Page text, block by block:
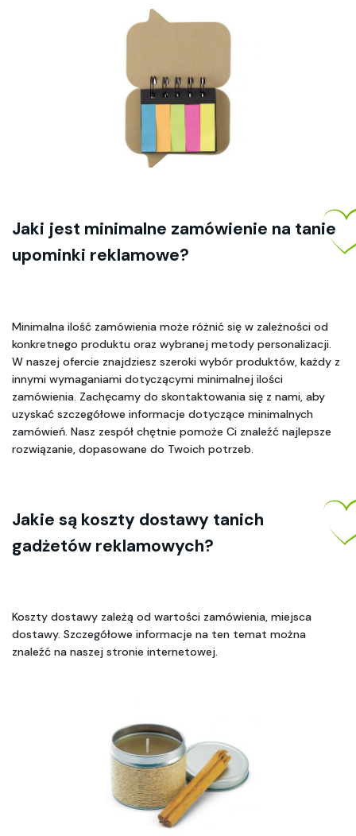
Jaki jest minimalne zamówienie na tanie
upominki reklamowe?
Minimalna ilość zamówienia może różnić się w zależności od
konkretnego produktu oraz wybranej metody personalizacji.
W naszej ofercie znajdziesz szeroki wybór produktów, każdy z
innymi wymaganiami dotyczącymi minimalnej ilości
zamówienia. Zachęcamy do skontaktowania się z nami, aby
uzyskać szczegółowe informacje dotyczące minimalnych
zamówień. Nasz zespół chętnie pomoże Ci znaleźć najlepsze
rozwiązanie, dopasowane do Twoich potrzeb.
Jakie są koszty dostawy tanich
gadżetów reklamowych?
Koszty dostawy zależą od wartości zamówienia, miejsca
dostawy. Szczegółowe informacje na ten temat można
znaleźć na naszej stronie internetowej.